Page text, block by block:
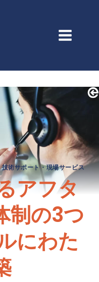
技術サポート・現場サービス
アフタ
制の3つ
にわた